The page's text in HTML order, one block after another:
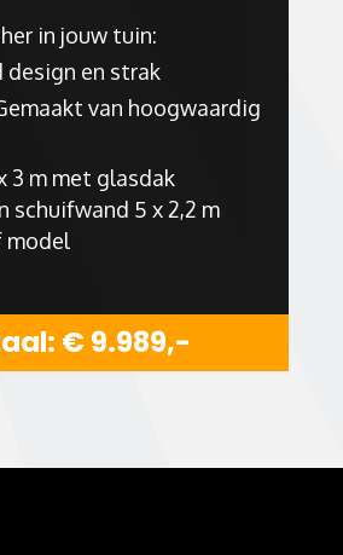
in jouw tuin:
en strak
van hoogwaardig
3 m met glasdak
schuifwand 5 x 2,2 m
model
€ 9.989,-